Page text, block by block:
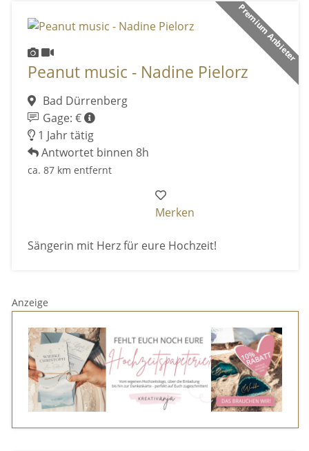
Premium Anbieter
Peanut music - Nadine Pielorz
Bad Dürrenberg
Gage: €
1 Jahr tätig
Antwortet binnen 8h
ca. 87 km entfernt
Merken
Sängerin mit Herz für eure Hochzeit!
Anzeige